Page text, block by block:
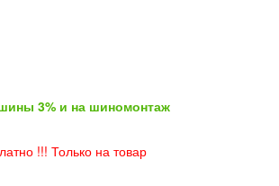
шины 3% и на шиномонтаж
!!! Только на товар